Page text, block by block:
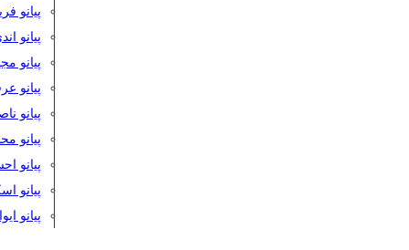
پیانو
پیانو
پیانو
پیانو
پیانو
پیانو
پیانو
پیانو
پیانو